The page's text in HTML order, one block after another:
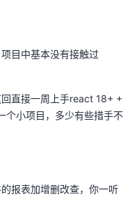
目中基本没有接触过
直接一周上手react 18+ +
小项目，多少有些措手不
报表加增删改查，你一听